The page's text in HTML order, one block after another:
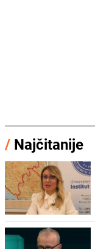
/ Najčitanije